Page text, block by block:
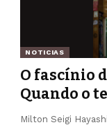
NOTICIAS
O fascínio
Quando o
Milton Seigi